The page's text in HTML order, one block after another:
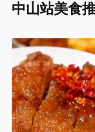
中山站美食